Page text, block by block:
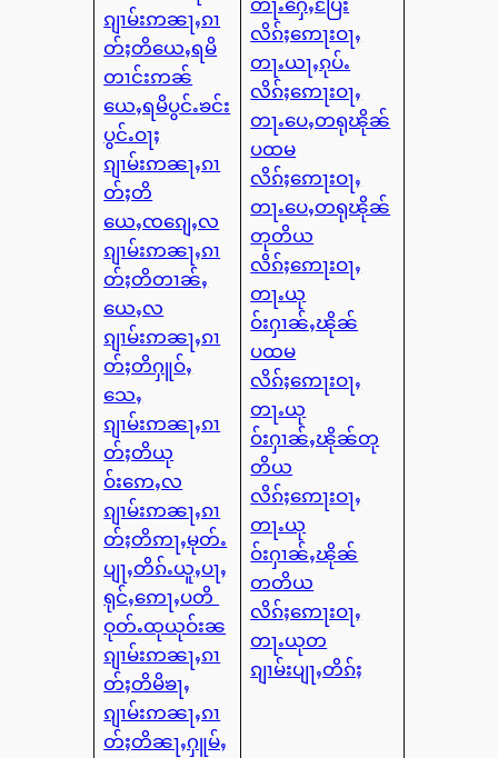
ၵျၢမ်းဢၼႃႇၵၢ
တ်ႈတိယေႇရမိ
တၢင်းဢၼ်
ယေႇရမိပွင်ႉၶင်း
ပွင်ႉဝႃႈ
ၵျၢမ်းဢၼႃႇၵၢ
တ်ႈတိ
ယေႇၸၵျေႇလ
ၵျၢမ်းဢၼႃႇၵၢ
တ်ႈတိတၢၼ်ႇ
ယေႇလ
ၵျၢမ်းဢၼႃႇၵၢ
တ်ႈတိႁူဝ်ႇ
သေႇ
ၵျၢမ်းဢၼႃႇၵၢ
တ်ႈတိယု
ဝ်းဢေႇလ
ၵျၢမ်းဢၼႃႇၵၢ
တ်ႈတိဢႃႇမုတ်ႉ
ပျႃႇတိၵ်ႉယူႇပႃႇ
ရုင်ႇဢေႃႇပတိ
ဝုတ်ႉထုယုဝ်းၼ
ၵျၢမ်းဢၼႃႇၵၢ
တ်ႈတိမိၶႃႇ
ၵျၢမ်းဢၼႃႇၵၢ
တ်ႈတိၼႃႇႁူမ်ႇ
တႃႉႁေႇပြႄး
လိၵ်ႈဢေႃးဝႃႇ
တႃႉယႃႇၵုပ်ႉ
လိၵ်ႈဢေႃးဝႃႇ
တႃႉပေႇတရုၽိုၼ်
ပထမ
လိၵ်ႈဢေႃးဝႃႇ
တႃႉပေႇတရုၽိုၼ်
တုတိယ
လိၵ်ႈဢေႃးဝႃႇ
တႃႉယု
ဝ်းႁၢၼ်ႇၽိုၼ်
ပထမ
လိၵ်ႈဢေႃးဝႃႇ
တႃႉယု
ဝ်းႁၢၼ်ႇၽိုၼ်တု
တိယ
လိၵ်ႈဢေႃးဝႃႇ
တႃႉယု
ဝ်းႁၢၼ်ႇၽိုၼ်
တတိယ
လိၵ်ႈဢေႃးဝႃႇ
တႃႉယုတ
ၵျၢမ်းပျႃႇတိၵ်ႈ